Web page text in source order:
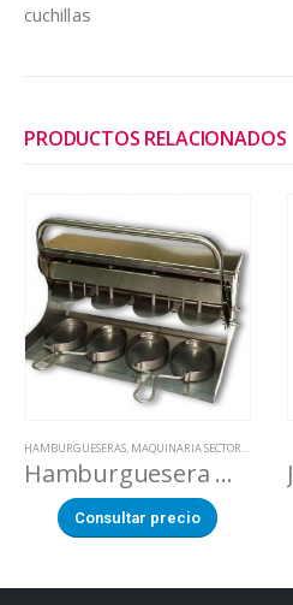
cuchillas
PRODUCTOS RELACIONADOS
HAMBURGUESERAS, MAQUINARIA SECTOR ALIMENTACION
Hamburguesera manual 4 uds. forma oval
Consultar precio